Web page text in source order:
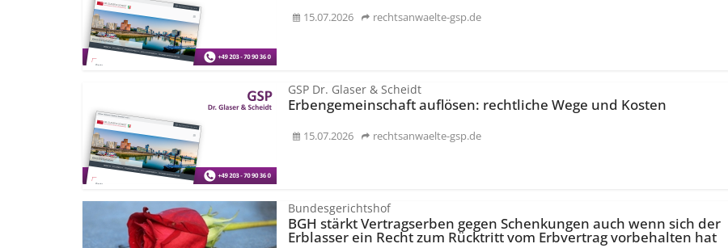
15.07.2026 rechtsanwaelte-gsp.de
GSP Dr. Glaser & Scheidt
Erbengemeinschaft auflösen: rechtliche Wege und Kosten
15.07.2026 rechtsanwaelte-gsp.de
Bundesgerichtshof
BGH stärkt Vertragserben gegen Schenkungen auch wenn sich der
Erblasser ein Recht zum Rücktritt vom Erbvertrag vorbehalten hat